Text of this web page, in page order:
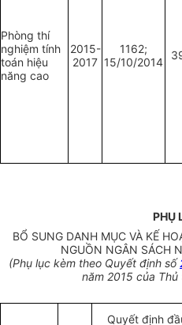
Phòng thí
nghiệm tính
toán hiệu
năng cao
2015-
2017
1162;
15/10/2014
PHỤ
BỔ SUNG DANH MỤC VÀ KẾ
NGUỒN NGÂN SÁCH
(Phụ lục kèm theo Quyết định số
năm 2015 của
Quyết định